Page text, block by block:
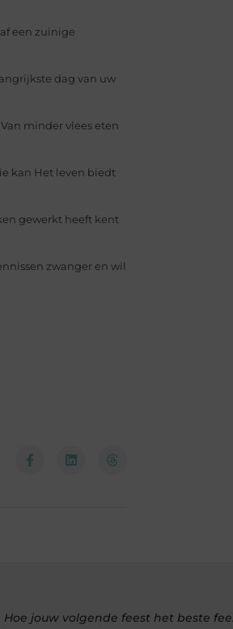
een zuinige
dag van uw
minder vlees eten
kan Het leven biedt
gewerkt heeft kent
zwanger en wil
Hoe jouw volgende feest het beste